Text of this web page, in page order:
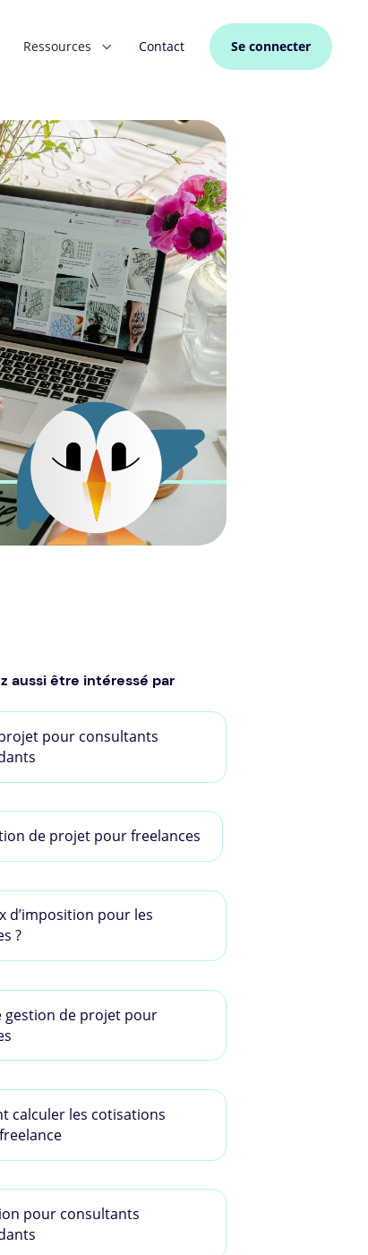
Ressources Contact Se connecter
aussi être intéressé par
pour consultants
de projet pour freelances
d’imposition pour les
?
gestion de projet pour
calculer les cotisations
pour consultants